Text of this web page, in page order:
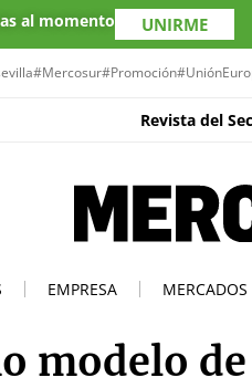
al momento UNIRME
#Mercosur#Promoción
Revista del
EMPRESA MERCADOS
modelo